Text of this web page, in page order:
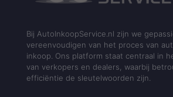
Bij AutoInkoopService.nl zijn we
vereenvoudigen van het proces van
inkoop. Ons platform staat centraal in
van verkopers en dealers, waarbij
efficiëntie de sleutelwoorden zijn.